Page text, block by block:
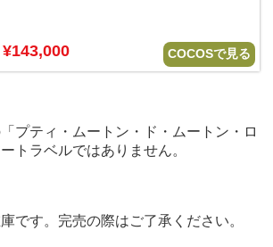
¥143,000 COCOSで見る
プティ・ムートン・ド・ムートン・ロ
トラベルではありません。
です。完売の際はご了承ください。